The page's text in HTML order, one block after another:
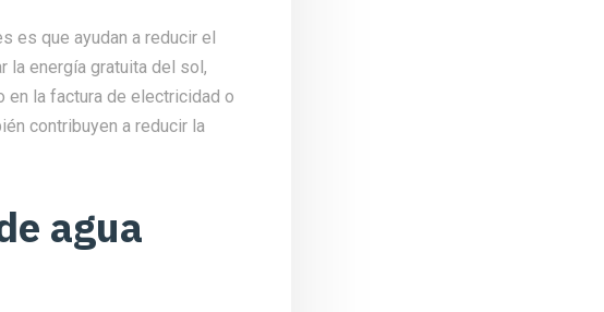
es que ayudan a reducir el
la energía gratuita del sol,
en la factura de electricidad o
contribuyen a reducir la
agua